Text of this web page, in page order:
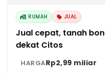
RUMAH JUAL
Jual cepat, tanah
dekat Citos
HARGARp2,99 miliar